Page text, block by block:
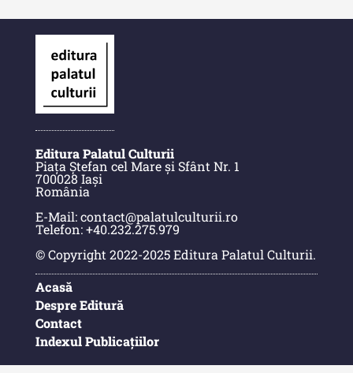
Indexul Complet
Anuarul Muzeului Etnografic al
Moldovei
Anuarul Muzeului Etnografic al
Moldovei - XXII / 2022
Anuarul Muzeului Etnografic al
Moldovei - XXI / 2021
Anuarul Muzeului Etnografic al
Moldovei - XX / 2020
Indexul Complet
Buletinul Muzeului Științei și
Tehnicii ”Ștefan Procopiu”
Editura Palatul Culturii
Piața Ștefan cel Mare și Sfânt Nr. 1
700028 Iași
România
E-Mail: contact@palatulculturii.ro
Telefon: +40.232.275.979
© Copyright 2022-2025 Editura Palatul Culturii.
Acasă
Despre Editură
Contact
Indexul Publicațiilor